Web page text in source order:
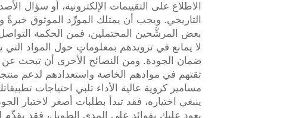
الاطلاع على التقييمات الإلكترونية، أو سؤال
التاريخي. ويجب أن يمتلك المورِّد الموثوق
بعض المرشَّحين المحتملين، فمن الحكمة
لا يمانع في تزويدهم بمعلوماتٍ حول المواد التي
ضمان الجودة. ومن النصائح الأخرى أن تبحث عن
ثقتهم في موادهم الخاصة واستعدادهم لدعم
مسامير كروية عالية الأداء تلبي احتياجات
ينبغي اختياره، فقد تبدأ بطلبات أصغر لاختبار
يعود عليك بفوائد على المدى الطويل، فقد